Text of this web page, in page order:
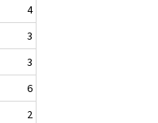
4
3
3
6
2